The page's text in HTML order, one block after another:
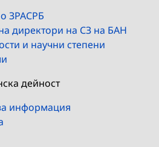
ЗРАСРБ
директори на СЗ на БАН
и научни степени
дейност
информация